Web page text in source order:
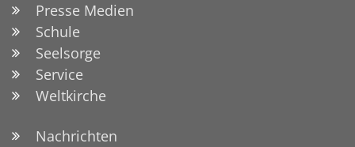
Presse Medien
Schule
Seelsorge
Service
Weltkirche
Nachrichten